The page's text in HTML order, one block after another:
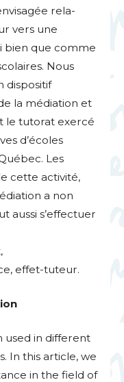
rela-
vers une
bien que comme
Nous
dispositif
la médiation et
le tutorat exercé
d’écoles
Les
cette activité,
a non
aussi s’effectuer
effet-tuteur.
used in different
In this article, we
in the field of